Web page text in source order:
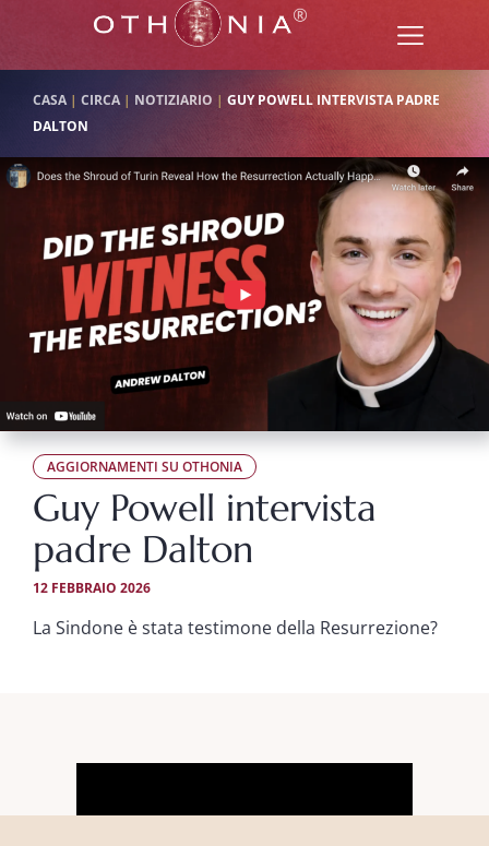
CASA| CIRCA | NOTIZIARIO | GUY POWELL INTERVISTA PADRE
DALTON
AGGIORNAMENTI SU OTHONIA
Guy Powell intervista
padre Dalton
12 FEBBRAIO 2026
La Sindone è stata testimone della Resurrezione?